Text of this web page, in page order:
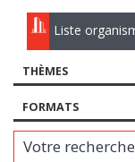
Liste
THÈMES
FORMATS
Votre recherche